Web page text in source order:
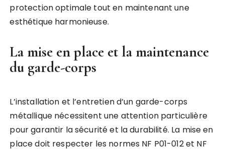
protection optimale tout en maintenant une
esthétique harmonieuse.
La mise en place et la maintenance
du garde-corps
L’installation et l’entretien d’un garde-corps
métallique nécessitent une attention particulière
pour garantir la sécurité et la durabilité. La mise en
place doit respecter les normes NF P01-012 et NF